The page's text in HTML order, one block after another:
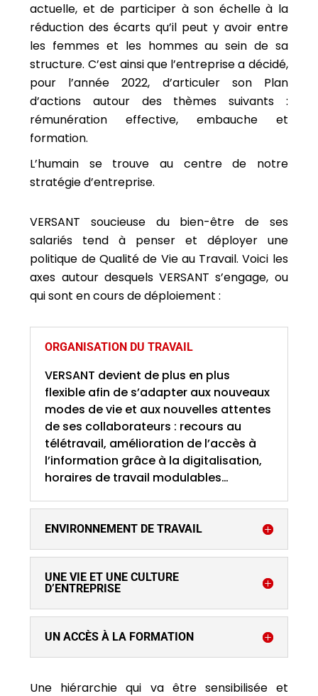
actuelle, et de participer à son échelle à la
réduction des écarts qu’il peut y avoir entre
les femmes et les hommes au sein de sa
structure. C’est ainsi que l’entreprise a décidé,
pour l’année 2022, d’articuler son Plan
d’actions autour des thèmes suivants :
rémunération effective, embauche et
formation.
L’humain se trouve au centre de notre
stratégie d’entreprise.
VERSANT soucieuse du bien-être de ses
salariés tend à penser et déployer une
politique de Qualité de Vie au Travail. Voici les
axes autour desquels VERSANT s’engage, ou
qui sont en cours de déploiement :
ORGANISATION DU TRAVAIL
VERSANT devient de plus en plus
flexible afin de s’adapter aux nouveaux
modes de vie et aux nouvelles attentes
de ses collaborateurs : recours au
télétravail, amélioration de l’accès à
l’information grâce à la digitalisation,
horaires de travail modulables…
ENVIRONNEMENT DE TRAVAIL
UNE VIE ET UNE CULTURE
D’ENTREPRISE
UN ACCÈS À LA FORMATION
Une hiérarchie qui va être sensibilisée et